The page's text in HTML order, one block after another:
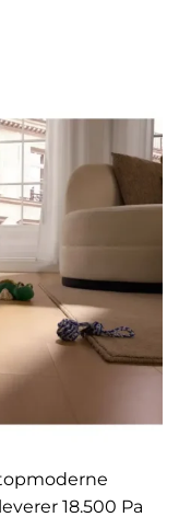
18.500 Pa